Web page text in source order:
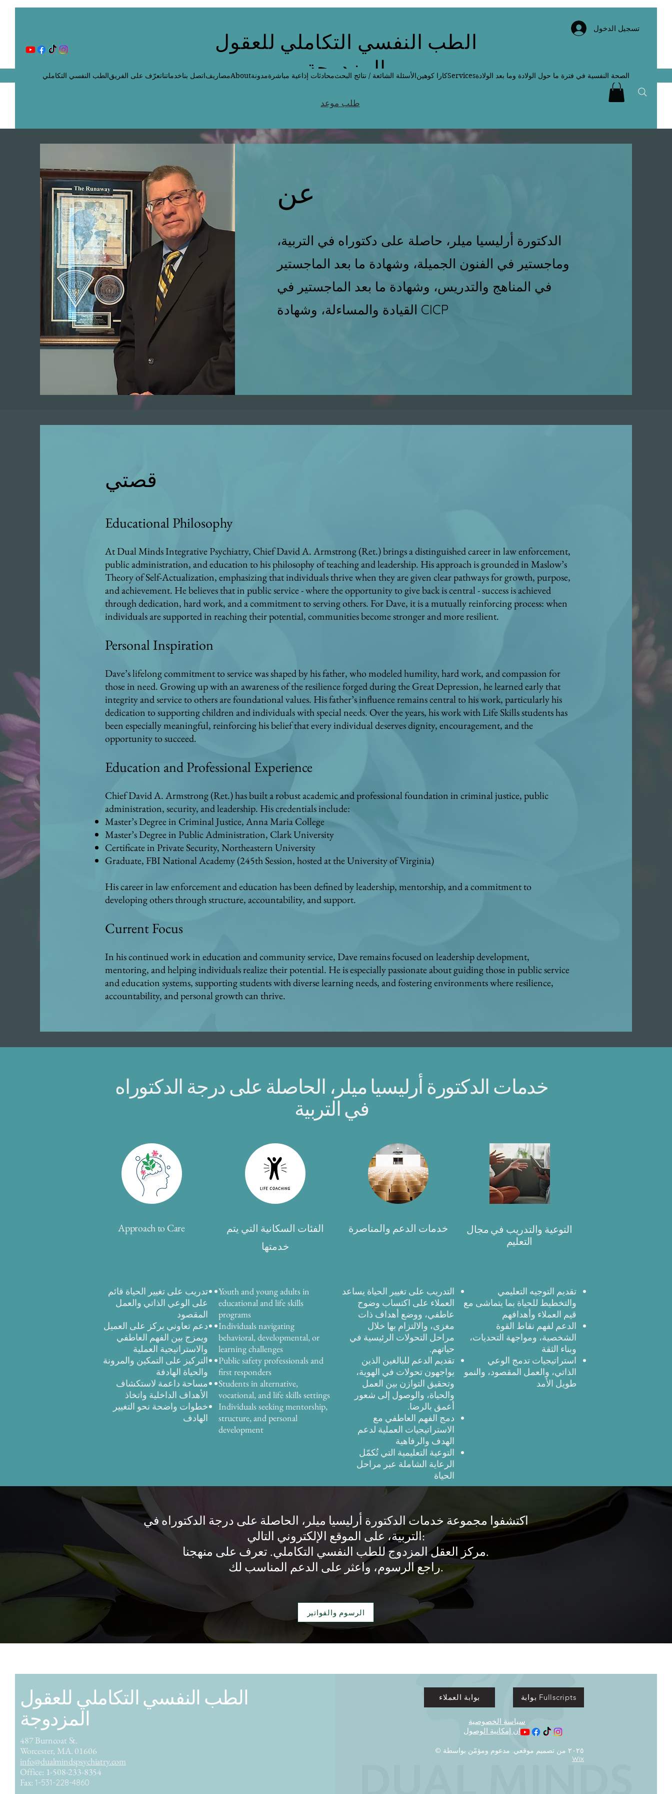
الطب النفسي التكاملي للعقول
المزدوجة
طلب موعد
تسجيل الدخول
الطب النفسي التكامليتعرّف على الفريقخدماتنااتصل بنامصاريفAboutمدونةمحادثات إذاعية مباشرةالأسئلة الشائعة / نتائج البحثكارا كوهينServicesالصحة النفسية في فترة ما حول الولادة وما بعد الولادة
عن
الدكتورة أرليسيا ميلر، حاصلة على دكتوراه في التربية،
وماجستير في الفنون الجميلة، وشهادة ما بعد الماجستير
في المناهج والتدريس، وشهادة ما بعد الماجستير في
القيادة والمساءلة، وشهادة CICP
قصتي
Educational Philosophy
At Dual Minds Integrative Psychiatry, Chief David A. Armstrong (Ret.) brings a distinguished career in law enforcement,
public administration, and education to his philosophy of teaching and leadership. His approach is grounded in Maslow’s
Theory of Self-Actualization, emphasizing that individuals thrive when they are given clear pathways for growth, purpose,
and achievement. He believes that in public service - where the opportunity to give back is central - success is achieved
through dedication, hard work, and a commitment to serving others. For Dave, it is a mutually reinforcing process: when
individuals are supported in reaching their potential, communities become stronger and more resilient.
Personal Inspiration
Dave’s lifelong commitment to service was shaped by his father, who modeled humility, hard work, and compassion for
those in need. Growing up with an awareness of the resilience forged during the Great Depression, he learned early that
integrity and service to others are foundational values. His father’s influence remains central to his work, particularly his
dedication to supporting children and individuals with special needs. Over the years, his work with Life Skills students has
been especially meaningful, reinforcing his belief that every individual deserves dignity, encouragement, and the
opportunity to succeed.
Education and Professional Experience
Chief David A. Armstrong (Ret.) has built a robust academic and professional foundation in criminal justice, public
administration, security, and leadership. His credentials include:
Master’s Degree in Criminal Justice, Anna Maria College
Master’s Degree in Public Administration, Clark University
Certificate in Private Security, Northeastern University
Graduate, FBI National Academy (245th Session, hosted at the University of Virginia)
His career in law enforcement and education has been defined by leadership, mentorship, and a commitment to
developing others through structure, accountability, and support.
Current Focus
In his continued work in education and community service, Dave remains focused on leadership development,
mentoring, and helping individuals realize their potential. He is especially passionate about guiding those in public service
and education systems, supporting students with diverse learning needs, and fostering environments where resilience,
accountability, and personal growth can thrive.
خدمات الدكتورة أرليسيا ميلر، الحاصلة على درجة الدكتوراه
في التربية
Approach to Care
تدريب على تغيير الحياة قائم
على الوعي الذاتي والعمل
المقصود
دعم تعاوني يركز على العميل
ويمزج بين الفهم العاطفي
والاستراتيجية العملية
التركيز على التمكين والمرونة
والحياة الهادفة
مساحة داعمة لاستكشاف
الأهداف الداخلية واتخاذ
خطوات واضحة نحو التغيير
الهادف
الفئات السكانية التي يتم
خدمتها
Youth and young adults in
educational and life skills
programs
Individuals navigating
behavioral, developmental, or
learning challenges
Public safety professionals and
first responders
Students in alternative,
vocational, and life skills settings
Individuals seeking mentorship,
structure, and personal
development
خدمات الدعم والمناصرة
التدريب على تغيير الحياة يساعد
العملاء على اكتساب وضوح
عاطفي، ووضع أهداف ذات
مغزى، والالتزام بها خلال
مراحل التحولات الرئيسية في
حياتهم.
تقديم الدعم للبالغين الذين
يواجهون تحولات في الهوية،
وتحقيق التوازن بين العمل
والحياة، والوصول إلى شعور
أعمق بالرضا.
دمج الفهم العاطفي مع
الاستراتيجيات العملية لدعم
الهدف والرفاهية
التوعية التعليمية التي تُكمّل
الرعاية الشاملة عبر مراحل
الحياة
التوعية والتدريب في مجال
التعليم
تقديم التوجيه التعليمي
والتخطيط للحياة بما يتماشى مع
قيم العملاء وأهدافهم
الدعم لفهم نقاط القوة
الشخصية، ومواجهة التحديات،
وبناء الثقة
استراتيجيات تدمج الوعي
الذاتي، والعمل المقصود، والنمو
طويل الأمد
اكتشفوا مجموعة خدمات الدكتورة أرليسيا ميلر، الحاصلة على درجة الدكتوراه في
التربية، على الموقع الإلكتروني التالي:
مركز العقل المزدوج للطب النفسي التكاملي. تعرف على منهجنا.
راجع الرسوم، واعثر على الدعم المناسب لك.
الرسوم والفواتير
الطب النفسي التكاملي للعقول
المزدوجة
487 Burncoat St.
Worcester, MA. 01606
info@dualmindspsychiatry.com
Office: 1-508-233-8354
Fax:1-531-228-4860
بوابة العملاء بوابة Fullscripts
© ٢٠٢٥ من تصميم موقعي. مدعوم ومؤمّن بواسطة
Wix
سياسة الخصوصية
بيان إمكانية الوصول